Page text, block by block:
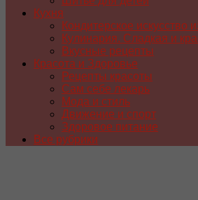
Кухня
Кондитерское искусство
Кулинария. Сладкая и
Вкусные рецепты
Красота и Здоровье
Рецепты красоты
Сам себе лекарь
Мода и стиль
Движение и спорт
Здоровое питание
Все рубрики